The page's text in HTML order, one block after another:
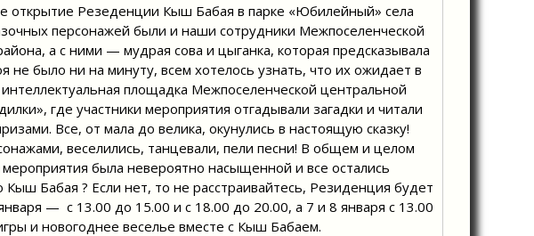
открытие Резеденции Кыш Бабая в парке «Юбилейный» села
персонажей были и наши сотрудники Межпоселенческой
а с ними — мудрая сова и цыганка, которая предсказывала
было ни на минуту, всем хотелось узнать, что их ожидает в
площадка Межпоселенческой центральной
где участники мероприятия отгадывали загадки и читали
Все, от мала до велика, окунулись в настоящую сказку!
веселились, танцевали, пели песни! В общем и целом
была невероятно насыщенной и все остались
Бабая ? Если нет, то не расстраивайтесь, Резиденция будет
— с 13.00 до 15.00 и с 18.00 до 20.00, а 7 и 8 января с 13.00
и новогоднее веселье вместе с Кыш Бабаем.